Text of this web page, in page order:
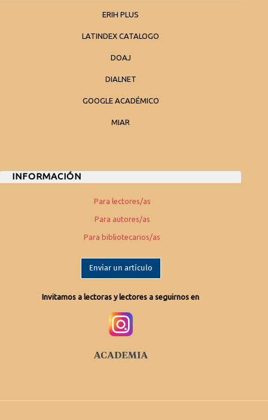
ERIH PLUS
LATINDEX CATALOGO
DOAJ
DIALNET
GOOGLE ACADÉMICO
MIAR
INFORMACIÓN
Para lectores/as
Para autores/as
Para bibliotecarios/as
Enviar un artículo
Invitamos a lectoras y lectores a seguirnos en